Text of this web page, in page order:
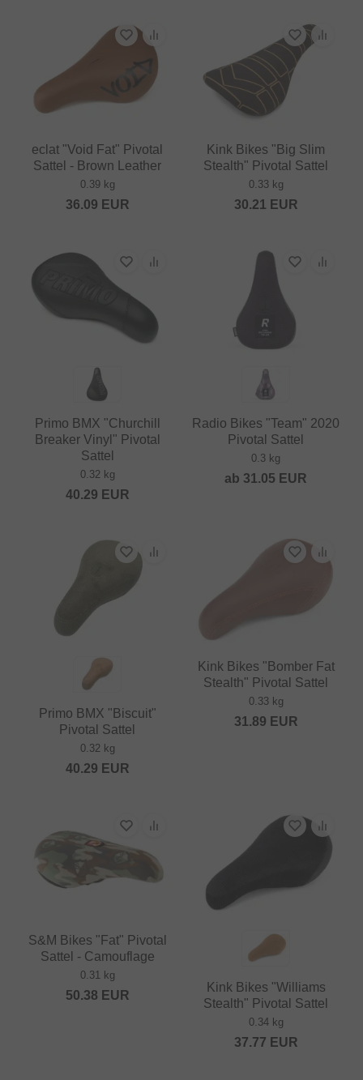
eclat "Void Fat" Pivotal
Sattel - Brown Leather
0.39 kg
36.09 EUR
Kink Bikes "Big Slim
Stealth" Pivotal Sattel
0.33 kg
30.21 EUR
Primo BMX "Churchill
Breaker Vinyl" Pivotal
Sattel
0.32 kg
40.29 EUR
Radio Bikes "Team" 2020
Pivotal Sattel
0.3 kg
ab 31.05 EUR
Primo BMX "Biscuit"
Pivotal Sattel
0.32 kg
40.29 EUR
Kink Bikes "Bomber Fat
Stealth" Pivotal Sattel
0.33 kg
31.89 EUR
S&M Bikes "Fat" Pivotal
Sattel - Camouflage
0.31 kg
50.38 EUR
Kink Bikes "Williams
Stealth" Pivotal Sattel
0.34 kg
37.77 EUR